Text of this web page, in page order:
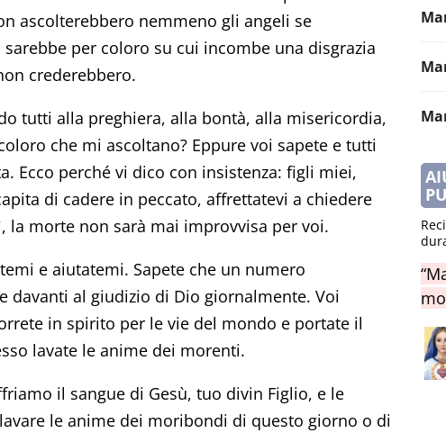
ascolterebbero nemmeno gli angeli se
per coloro su cui incombe una disgrazia
crederebbero.
tutti alla preghiera, alla bontà, alla misericordia,
che mi ascoltano? Eppure voi sapete e tutti
Ecco perché vi dico con insistenza: figli miei,
di cadere in peccato, affrettatevi a chiedere
la morte non sarà mai improvvisa per voi.
e aiutatemi. Sapete che un numero
davanti al giudizio di Dio giornalmente. Voi
in spirito per le vie del mondo e portate il
lavate le anime dei morenti.
il sangue di Gesù, tuo divin Figlio, e le
le anime dei moribondi di questo giorno o di